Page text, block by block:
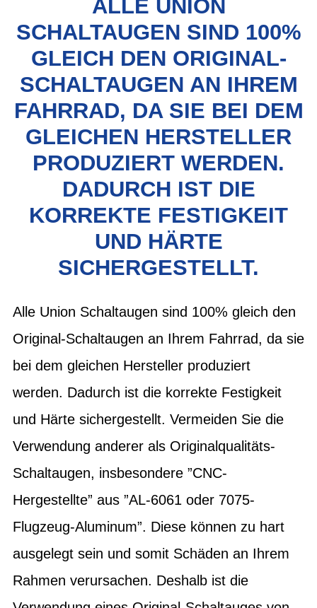
ALLE UNION
SCHALTAUGEN SIND 100%
GLEICH DEN ORIGINAL-
SCHALTAUGEN AN IHREM
FAHRRAD, DA SIE BEI DEM
GLEICHEN HERSTELLER
PRODUZIERT WERDEN.
DADURCH IST DIE
KORREKTE FESTIGKEIT
UND HÄRTE
SICHERGESTELLT.
Alle Union Schaltaugen sind 100% gleich den
Original-Schaltaugen an Ihrem Fahrrad, da sie
bei dem gleichen Hersteller produziert
werden. Dadurch ist die korrekte Festigkeit
und Härte sichergestellt. Vermeiden Sie die
Verwendung anderer als Originalqualitäts-
Schaltaugen, insbesondere ”CNC-
Hergestellte” aus ”AL-6061 oder 7075-
Flugzeug-Aluminum”. Diese können zu hart
ausgelegt sein und somit Schäden an Ihrem
Rahmen verursachen. Deshalb ist die